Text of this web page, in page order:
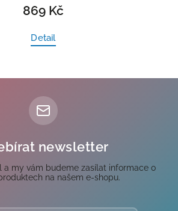
869 Kč
Detail
newsletter
a my vám budeme zasílat informace o
na našem e-shopu.